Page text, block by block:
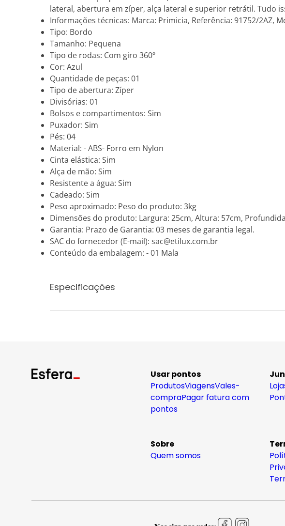
lateral, abertura em zíper, alça lateral e superior retrátil. Tudo
Informações técnicas: Marca: Primicia, Referência: 91752/2AZ,
Tipo: Bordo
Tamanho: Pequena
Tipo de rodas: Com giro 360º
Cor: Azul
Quantidade de peças: 01
Tipo de abertura: Zíper
Divisórias: 01
Bolsos e compartimentos: Sim
Puxador: Sim
Pés: 04
Material: - ABS- Forro em Nylon
Cinta elástica: Sim
Alça de mão: Sim
Resistente a água: Sim
Cadeado: Sim
Peso aproximado: Peso do produto: 3kg
Dimensões do produto: Largura: 25cm, Altura: 57cm,
Garantia: Prazo de Garantia: 03 meses de garantia legal.
SAC do fornecedor (E-mail): sac@etilux.com.br
Conteúdo da embalagem: - 01 Mala
Especificações
Usar pontos
ProdutosViagensVales-
compraPagar fatura com
pontos
Sobre
Quem somos